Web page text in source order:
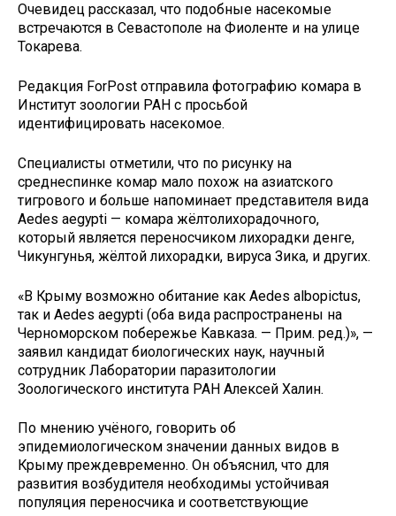
Очевидец рассказал, что подобные насекомые
встречаются в Севастополе на Фиоленте и на улице
Токарева.
Редакция ForPost отправила фотографию комара в
Институт зоологии РАН с просьбой
идентифицировать насекомое.
Специалисты отметили, что по рисунку на
среднеспинке комар мало похож на азиатского
тигрового и больше напоминает представителя вида
Aedes aegypti — комара жёлтолихорадочного,
который является переносчиком лихорадки денге,
Чикунгунья, жёлтой лихорадки, вируса Зика, и других.
«В Крыму возможно обитание как Aedes albopictus,
так и Aedes aegypti (оба вида распространены на
Черноморском побережье Кавказа. — Прим. ред.)», —
заявил кандидат биологических наук, научный
сотрудник Лаборатории паразитологии
Зоологического института РАН Алексей Халин.
По мнению учёного, говорить об
эпидемиологическом значении данных видов в
Крыму преждевременно. Он объяснил, что для
развития возбудителя необходимы устойчивая
популяция переносчика и соответствующие